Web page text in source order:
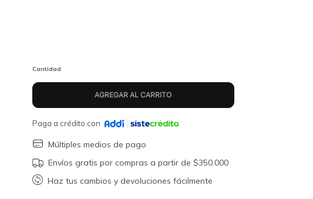
Cantidad
Paga a crédito con
Múltiples medios de pago
Envíos gratis por compras a partir de $350.000
Haz tus cambios y devoluciones fácilmente